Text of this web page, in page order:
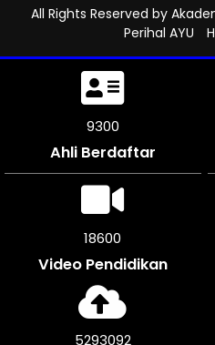
All Rights Reserved by
Perihal AYU
9684
Ahli Berdaftar
19362
Video Pendidikan
5511716